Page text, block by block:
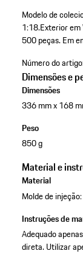
Modelo de
1:18.Exterior em
500 peças.Em
Número do
Dimensões e
Dimensões
336 mm x 168
Peso
850 g
Material e
Material
Molde de
Instruções de
Adequado
direta. Utilizar